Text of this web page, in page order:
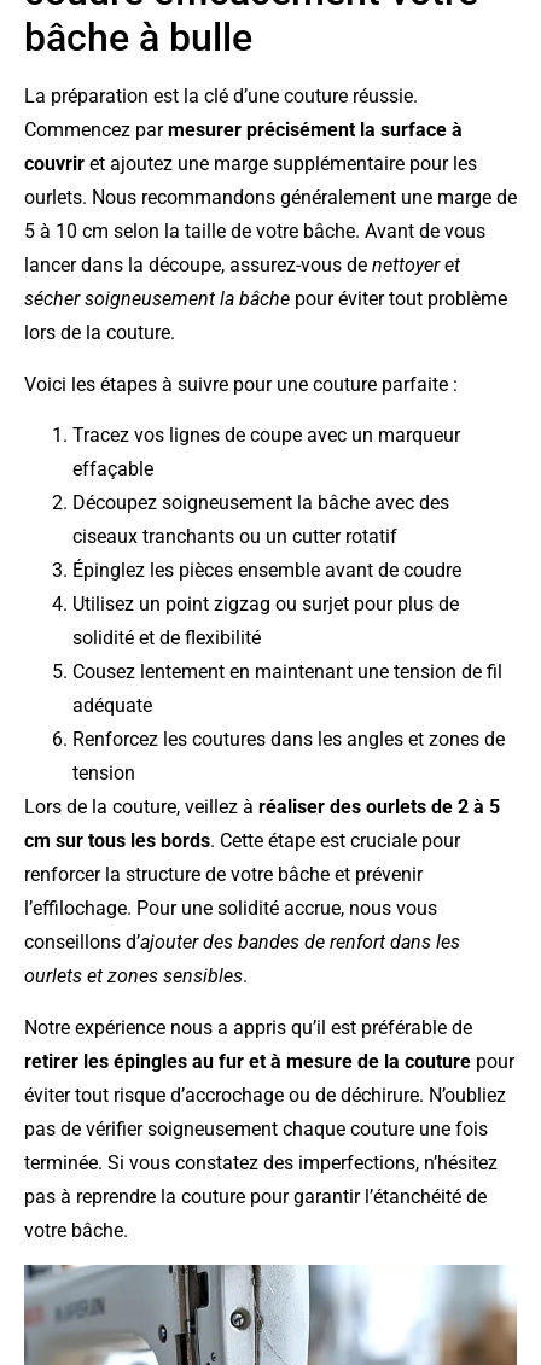
bâche à bulle
La préparation est la clé d’une couture réussie.
Commencez parmesurer précisément la surface à
couvrir et ajoutez une marge supplémentaire pour les
ourlets. Nous recommandons généralement une marge de
5 à 10 cm selon la taille de votre bâche. Avant de vous
lancer dans la découpe, assurez-vous de nettoyer et
sécher soigneusement la bâche pour éviter tout problème
lors de la couture.
Voici les étapes à suivre pour une couture parfaite :
Tracez vos lignes de coupe avec un marqueur
effaçable
Découpez soigneusement la bâche avec des
ciseaux tranchants ou un cutter rotatif
Épinglez les pièces ensemble avant de coudre
Utilisez un point zigzag ou surjet pour plus de
solidité et de flexibilité
Cousez lentement en maintenant une tension de fil
adéquate
Renforcez les coutures dans les angles et zones de
tension
Lors de la couture, veillez à réaliser des ourlets de 2 à 5
cm sur tous les bords. Cette étape est cruciale pour
renforcer la structure de votre bâche et prévenir
l’effilochage. Pour une solidité accrue, nous vous
conseillons d’ajouter des bandes de renfort dans les
ourlets et zones sensibles.
Notre expérience nous a appris qu’il est préférable de
retirer les épingles au fur et à mesure de la couture pour
éviter tout risque d’accrochage ou de déchirure. N’oubliez
pas de vérifier soigneusement chaque couture une fois
terminée. Si vous constatez des imperfections, n’hésitez
pas à reprendre la couture pour garantir l’étanchéité de
votre bâche.